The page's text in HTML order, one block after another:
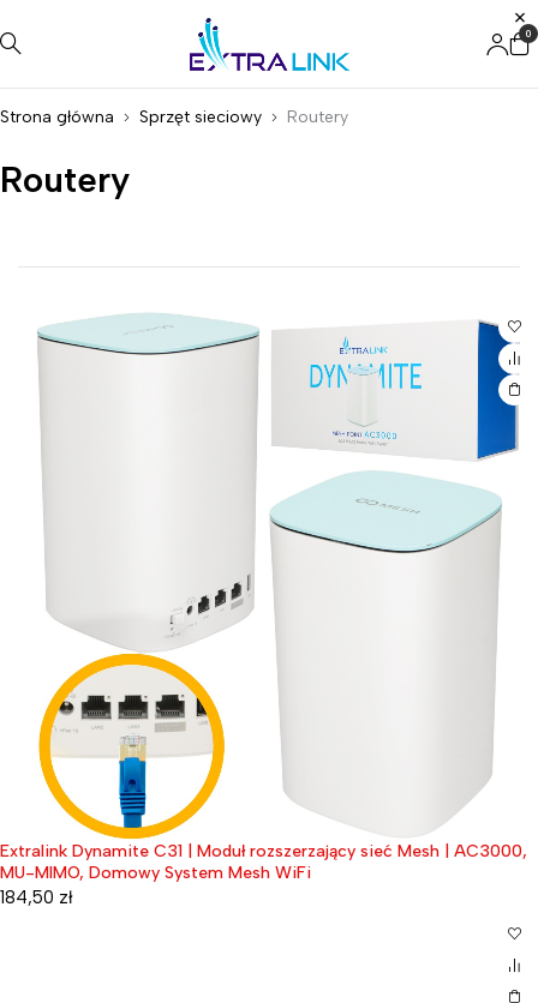
0
Strona główna Sprzęt sieciowy Routery
Routery
Extralink Dynamite C31 | Moduł rozszerzający sieć Mesh | AC3000,
MU-MIMO, Domowy System Mesh WiFi
184,50 zł